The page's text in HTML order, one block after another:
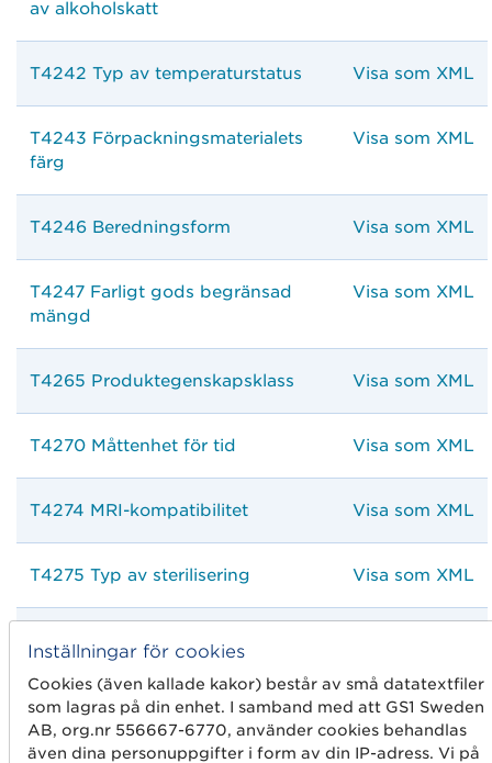
av alkoholskatt
T4242 Typ av temperaturstatus Visa som XML
T4243 Förpackningsmaterialets
färg
Visa som XML
T4246 Beredningsform Visa som XML
T4247 Farligt gods begränsad
mängd
Visa som XML
T4265 Produktegenskapsklass Visa som XML
T4270 Måttenhet för tid Visa som XML
T4274 MRI-kompatibilitet Visa som XML
T4275 Typ av sterilisering Visa som XML
T4276 Typ av målgruppskriterium
T4279 Diettyp underkategori Visa som XML
Inställningar för cookies
Cookies (även kallade kakor) består av små datatextfiler
som lagras på din enhet. I samband med att GS1 Sweden
AB, org.nr 556667-6770, använder cookies behandlas
även dina personuppgifter i form av din IP-adress. Vi på